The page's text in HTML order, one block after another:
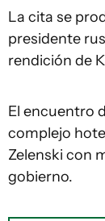
La cita se
presidente
rendición de
El encuentro
complejo
Zelenski con
gobierno.